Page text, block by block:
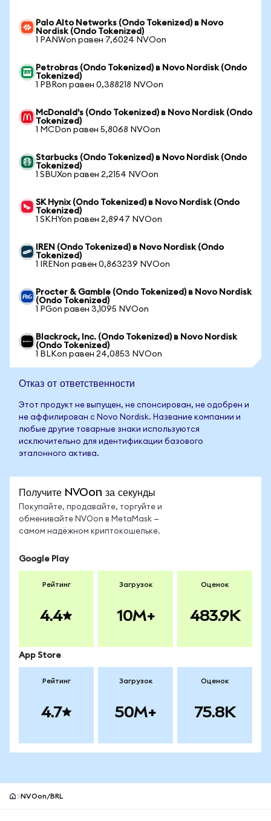
Palo Alto Networks (Ondo Tokenized) в Novo
Nordisk (Ondo Tokenized)
1 PANWon равен 7,6024 NVOon
Petrobras (Ondo Tokenized) в Novo Nordisk (Ondo
Tokenized)
1 PBRon равен 0,388218 NVOon
McDonald's (Ondo Tokenized) в Novo Nordisk (Ondo
Tokenized)
1 MCDon равен 5,8068 NVOon
Starbucks (Ondo Tokenized) в Novo Nordisk (Ondo
Tokenized)
1 SBUXon равен 2,2154 NVOon
SK Hynix (Ondo Tokenized) в Novo Nordisk (Ondo
Tokenized)
1 SKHYon равен 2,8947 NVOon
IREN (Ondo Tokenized) в Novo Nordisk (Ondo
Tokenized)
1 IRENon равен 0,863239 NVOon
Procter & Gamble (Ondo Tokenized) в Novo Nordisk
(Ondo Tokenized)
1 PGon равен 3,1095 NVOon
Blackrock, Inc. (Ondo Tokenized) в Novo Nordisk
(Ondo Tokenized)
1 BLKon равен 24,0853 NVOon
Отказ от ответственности
Этот продукт не выпущен, не спонсирован, не одобрен и
не аффилирован с Novo Nordisk. Название компании и
любые другие товарные знаки используются
исключительно для идентификации базового
эталонного актива.
Получите NVOon за секунды
Покупайте, продавайте, торгуйте и
обменивайте NVOon в MetaMask —
самом надёжном криптокошельке.
Google Play
Рейтинг
4.4
Загрузок
10M+
Оценок
483.9K
App Store
Рейтинг
4.7
Загрузок
50M+
Оценок
75.8K
NVOon/BRL